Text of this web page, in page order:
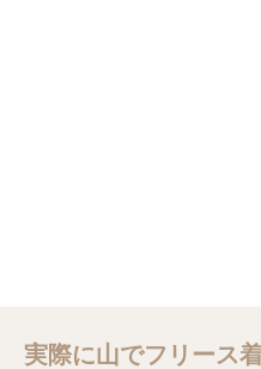
実際に山でフリース